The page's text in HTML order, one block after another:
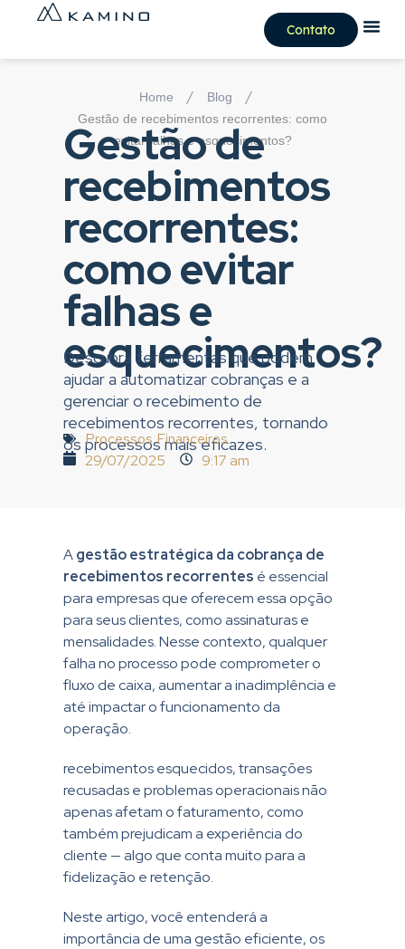
Contato
Home / Blog /
Gestão de recebimentos recorrentes: como
evitar falhas e esquecimentos?
Gestão de
recebimentos
recorrentes:
como evitar
falhas e
esquecimentos?
Descubra ferramentas que podem
ajudar a automatizar cobranças e a
gerenciar o recebimento de
recebimentos recorrentes, tornando
os processos mais eficazes.
Processos Financeiros
29/07/2025
9:17 am
Agestão estratégica da cobrança de
recebimentos recorrentes é essencial
para empresas que oferecem essa opção
para seus clientes, como assinaturas e
mensalidades. Nesse contexto, qualquer
falha no processo pode comprometer o
fluxo de caixa, aumentar a inadimplência e
até impactar o funcionamento da
operação.
recebimentos esquecidos, transações
recusadas e problemas operacionais não
apenas afetam o faturamento, como
também prejudicam a experiência do
cliente — algo que conta muito para a
fidelização e retenção.
Neste artigo, você entenderá a
importância de uma gestão eficiente, os